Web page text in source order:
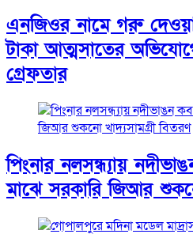
এনজিওর নামে গরু
টাকা আত্মসাতের
গ্রেফতার
পিংনার নলসন্ধ্যায়
মাঝে সরকারি জিআর